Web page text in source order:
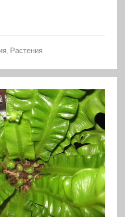
Растения